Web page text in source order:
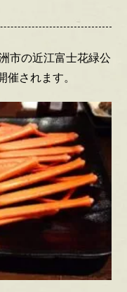
市の近江富士花緑公
催されます。